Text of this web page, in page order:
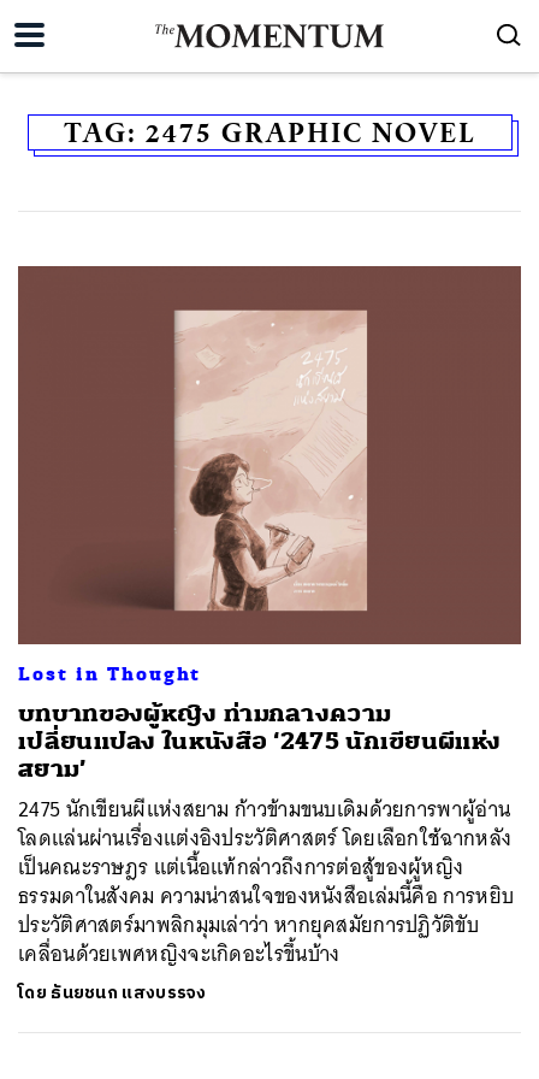
TAG: 2475 GRAPHIC NOVEL
Lost in Thought
บทบาทของผู้หญิง ท่ามกลางความ
เปลี่ยนแปลง ในหนังสือ ‘2475 นักเขียนผีแห่ง
สยาม’
2475 นักเขียนผีแห่งสยาม ก้าวข้ามขนบเดิมด้วยการพาผู้อ่าน
โลดแล่นผ่านเรื่องแต่งอิงประวัติศาสตร์ โดยเลือกใช้ฉากหลัง
เป็นคณะราษฎร แต่เนื้อแท้กล่าวถึงการต่อสู้ของผู้หญิง
ธรรมดาในสังคม ความน่าสนใจของหนังสือเล่มนี้คือ การหยิบ
ประวัติศาสตร์มาพลิกมุมเล่าว่า หากยุคสมัยการปฏิวัติขับ
เคลื่อนด้วยเพศหญิงจะเกิดอะไรขึ้นบ้าง
โดย ธันยชนก แสงบรรจง
SHARE